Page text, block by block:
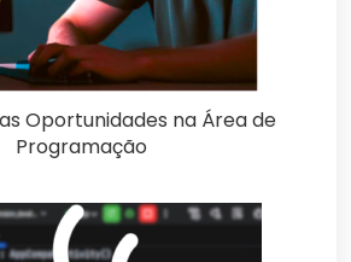
Oportunidades na Área de
Programação